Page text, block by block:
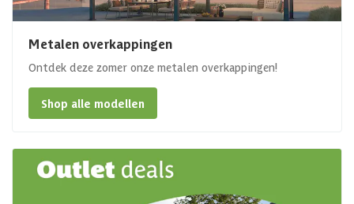
Metalen overkappingen
Ontdek deze zomer onze metalen overkappingen!
Shop alle modellen